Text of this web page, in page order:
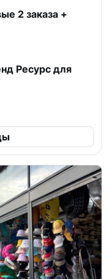
2 заказа +
Ресурс для